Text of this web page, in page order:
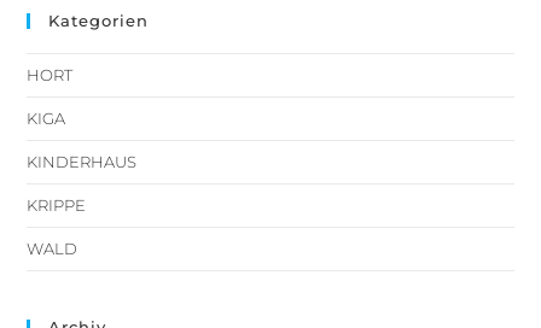
Kategorien
HORT
KIGA
KINDERHAUS
KRIPPE
WALD